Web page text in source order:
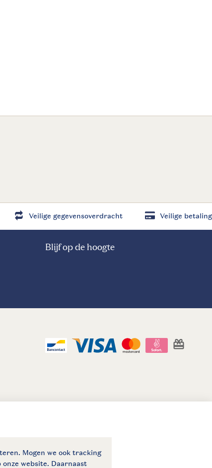
Veilige gegevensoverdracht Veilige betaling
Blijf op de hoogte